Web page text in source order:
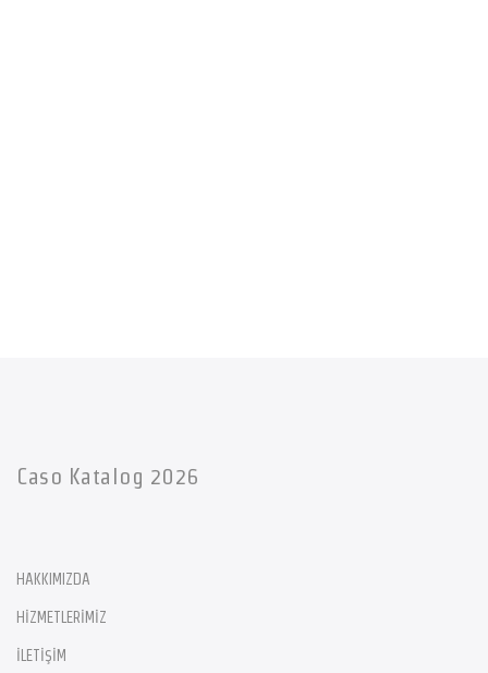
Caso Katalog 2026
HAKKIMIZDA
HİZMETLERİMİZ
İLETİŞİM